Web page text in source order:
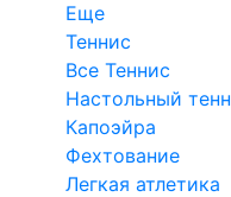
Еще
Теннис
Все Теннис
Настольный
Капоэйра
Фехтование
Легкая атлетика